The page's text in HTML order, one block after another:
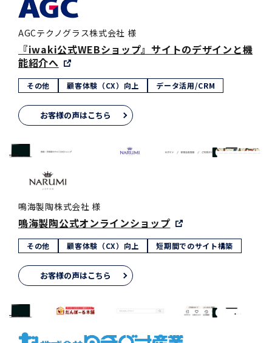
AGCテクノグラス株式会社 様
『iwaki公式WEBショップ』サイトのデザインと機
能紹介へ
その他 顧客体験（CX）向上 データ活用/CRM
お客様の声はこちら
鳴海製陶株式会社 様
鳴海製陶公式オンラインショップ
その他 顧客体験（CX）向上 短期間でのサイト構築
お客様の声はこちら